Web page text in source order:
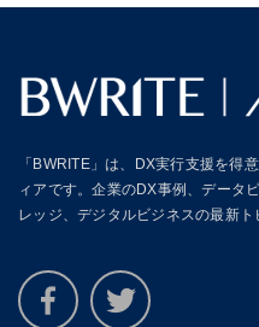
「BWRITE」は、DX実行支援を得
ィアです。企業のDX事例、データ
レッジ、デジタルビジネスの最新ト